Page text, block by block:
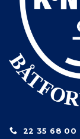
22 35 68 00